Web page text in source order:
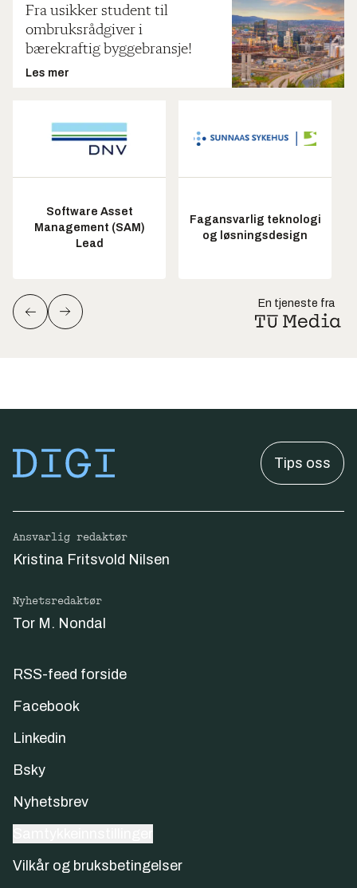
Fra usikker student til
ombruksrådgiver i
bærekraftig byggebransje!
Les mer
Software Asset
Management (SAM)
Lead
Fagansvarlig teknologi
og løsningsdesign
En tjeneste fra
Tips oss
Ansvarlig redaktør
Kristina Fritsvold Nilsen
Nyhetsredaktør
Tor M. Nondal
RSS-feed forside
Facebook
Linkedin
Bsky
Nyhetsbrev
Vilkår og bruksbetingelser